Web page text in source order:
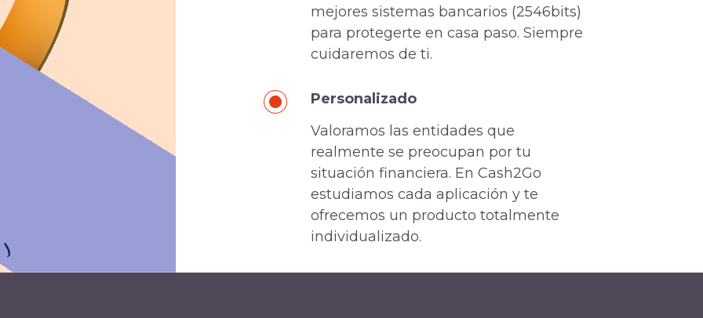
mejores sistemas bancarios (2546bits)
para protegerte en casa paso. Siempre
cuidaremos de ti.
Personalizado
Valoramos las entidades que
realmente se preocupan por tu
situación financiera. En Cash2Go
estudiamos cada aplicación y te
ofrecemos un producto totalmente
individualizado.